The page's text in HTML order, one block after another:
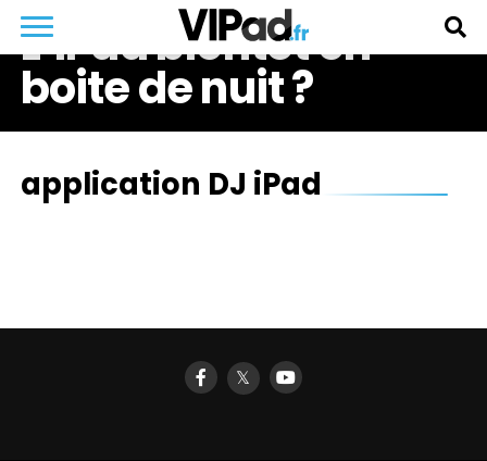
L’iPad bientôt en
boite de nuit ?
application DJ iPad
𝕏